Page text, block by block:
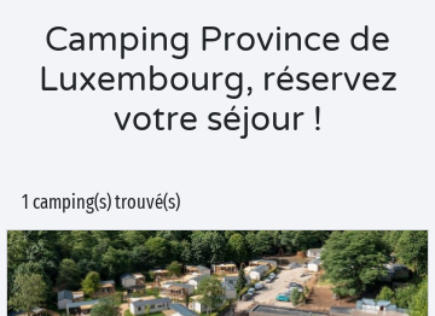
Camping Province de
Luxembourg, réservez
votre séjour !
1 camping(s) trouvé(s)